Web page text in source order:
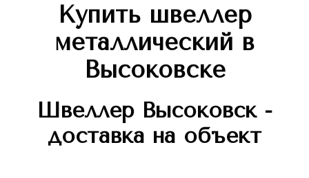
Купить швеллер
металлический в
Высоковске
ШвеллерВысоковск -
доставка на объект